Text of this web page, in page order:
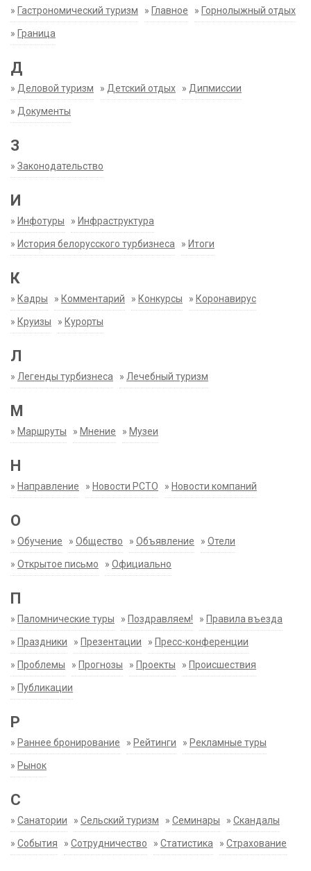
» Гастрономический туризм » Главное » Горнолыжный отдых
» Граница
Д
» Деловой туризм » Детский отдых » Дипмиссии
» Документы
З
» Законодательство
И
» Инфотуры » Инфраструктура
» История белорусского турбизнеса » Итоги
К
» Кадры » Комментарий » Конкурсы » Коронавирус
» Круизы » Курорты
Л
» Легенды турбизнеса » Лечебный туризм
М
» Маршруты » Мнение » Музеи
Н
» Направление » Новости РСТО » Новости компаний
О
» Обучение » Общество » Объявление » Отели
» Открытое письмо » Официально
П
» Паломнические туры » Поздравляем! » Правила въезда
» Праздники » Презентации » Пресс-конференции
» Проблемы » Прогнозы » Проекты » Происшествия
» Публикации
Р
» Раннее бронирование » Рейтинги » Рекламные туры
» Рынок
С
» Санатории » Сельский туризм » Семинары » Скандалы
» События » Сотрудничество » Статистика » Страхование